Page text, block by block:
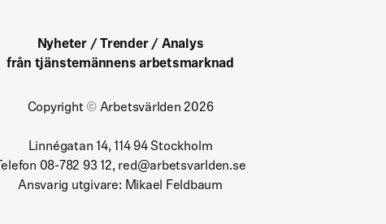
Nyheter / Trender / Analys
från tjänstemännens arbetsmarknad
Copyright ©Arbetsvärlden 2026
Linnégatan 14, 114 94 Stockholm
Telefon 08-782 93 12, red@arbetsvarlden.se
Ansvarig utgivare: Mikael Feldbaum